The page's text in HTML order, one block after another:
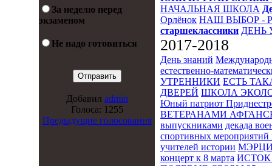
За неделю перед
экзаменом
Не надо готовиться
Добавил admin
Голоса: 1255
Предыдущие голосования
НАЧАЛЬНАЯ ШКОЛА
Орлёнок НАШ ВЫБОР -
старшеклассники ДЕНЬ
2017-2018
День знаний
естественно-
УТРЕННИКИ ЕСТЬ
ДВЕРЕЙ ШКОЛА
Юный патриот
ВЕТЕРАНАМИ
выпускниками декада
спортивных мероприятий
учителей истории
концерт к 8 марта ИСТОК